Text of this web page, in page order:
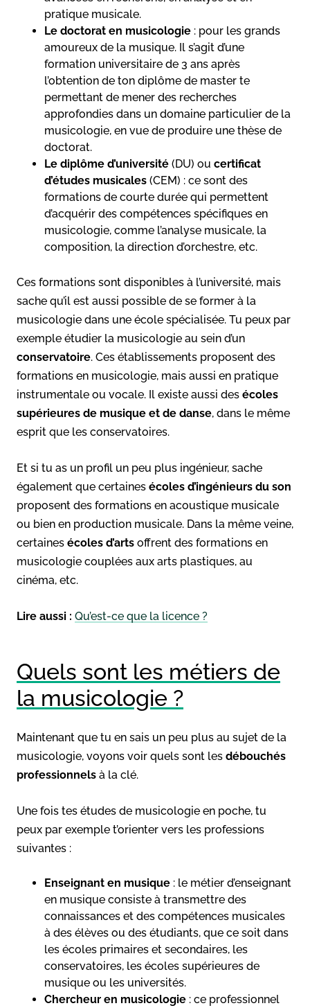
pratique musicale.
Le doctorat en musicologie : pour les grands
amoureux de la musique. Il s’agit d’une
formation universitaire de 3 ans après
l’obtention de ton diplôme de master te
permettant de mener des recherches
approfondies dans un domaine particulier de la
musicologie, en vue de produire une thèse de
doctorat.
Le diplôme d’université (DU) ou certificat
d’études musicales (CEM) : ce sont des
formations de courte durée qui permettent
d’acquérir des compétences spécifiques en
musicologie, comme l’analyse musicale, la
composition, la direction d’orchestre, etc.
Ces formations sont disponibles à l’université, mais
sache qu’il est aussi possible de se former à la
musicologie dans une école spécialisée. Tu peux par
exemple étudier la musicologie au sein d’un
conservatoire. Ces établissements proposent des
formations en musicologie, mais aussi en pratique
instrumentale ou vocale. Il existe aussi des écoles
supérieures de musique et de danse, dans le même
esprit que les conservatoires.
Et si tu as un profil un peu plus ingénieur, sache
également que certaines écoles d’ingénieurs du son
proposent des formations en acoustique musicale
ou bien en production musicale. Dans la même veine,
certaines écoles d’arts offrent des formations en
musicologie couplées aux arts plastiques, au
cinéma, etc.
Lire aussi : Qu’est-ce que la licence ?
Quels sont les métiers de
la musicologie ?
Maintenant que tu en sais un peu plus au sujet de la
musicologie, voyons voir quels sont les débouchés
professionnels à la clé.
Une fois tes études de musicologie en poche, tu
peux par exemple t’orienter vers les professions
suivantes :
Enseignant en musique : le métier d’enseignant
en musique consiste à transmettre des
connaissances et des compétences musicales
à des élèves ou des étudiants, que ce soit dans
les écoles primaires et secondaires, les
conservatoires, les écoles supérieures de
musique ou les universités.
Chercheur en musicologie : ce professionnel